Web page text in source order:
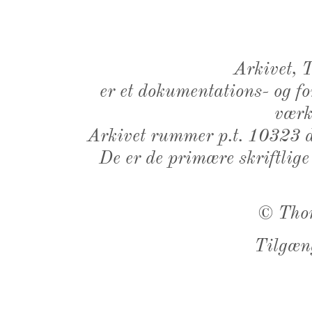
Arkivet,
er et dokumentations- og
Arkivet rummer p.t. 10323
De er de primære
©